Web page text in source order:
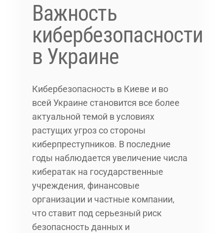
Важность
кибербезопасности
в Украине
Кибербезопасность в Киеве и во
всей Украине становится все более
актуальной темой в условиях
растущих угроз со стороны
киберпреступников. В последние
годы наблюдается увеличение числа
кибератак на государственные
учреждения, финансовые
организации и частные компании,
что ставит под серьезный риск
безопасность данных и